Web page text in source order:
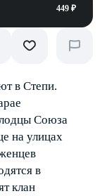
449 ₽
в Степи.
Союза
на улицах
в
клан